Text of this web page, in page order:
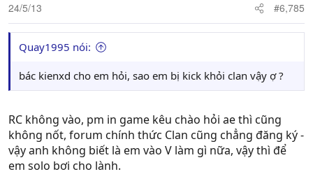
24/5/13 #6,785
Quay1995 nói:
bác kienxd cho em hỏi, sao em bị kick khỏi clan vậy ợ ?
RC không vào, pm in game kêu chào hỏi ae thì cũng
không nốt, forum chính thức Clan cũng chẳng đăng ký -
vậy anh không biết là em vào V làm gì nữa, vậy thì để
em solo bơi cho lành.